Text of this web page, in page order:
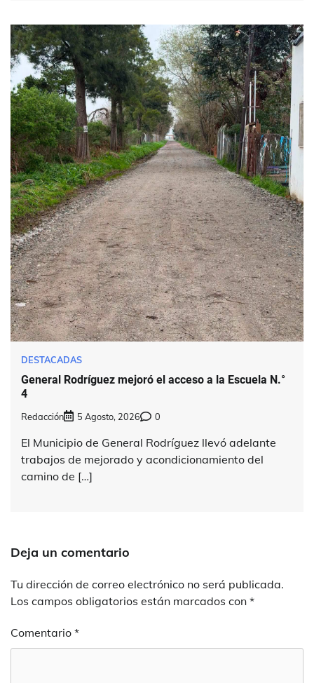
DESTACADAS
General Rodríguez mejoró el acceso a la Escuela N.°
4
Redacción 5 Agosto, 2026 0
El Municipio de General Rodríguez llevó adelante
trabajos de mejorado y acondicionamiento del
camino de […]
Deja un comentario
Tu dirección de correo electrónico no será publicada.
Los campos obligatorios están marcados con *
Comentario *